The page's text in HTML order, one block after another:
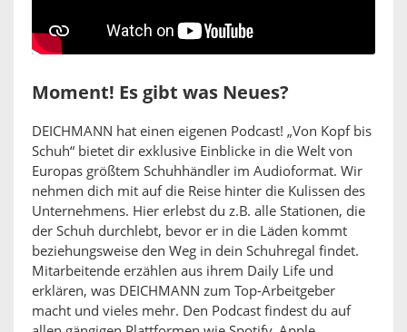
Moment! Es gibt was Neues?
DEICHMANN hat einen eigenen Podcast! „Von Kopf bis
Schuh“ bietet dir exklusive Einblicke in die Welt von
Europas größtem Schuhhändler im Audioformat. Wir
nehmen dich mit auf die Reise hinter die Kulissen des
Unternehmens. Hier erlebst du z.B. alle Stationen, die
der Schuh durchlebt, bevor er in die Läden kommt
beziehungsweise den Weg in dein Schuhregal findet.
Mitarbeitende erzählen aus ihrem Daily Life und
erklären, was DEICHMANN zum Top-Arbeitgeber
macht und vieles mehr. Den Podcast findest du auf